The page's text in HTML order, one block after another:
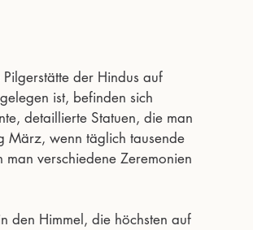
der Hindus auf
ist, befinden sich
detaillierte Statuen, die man
März, wenn täglich tausende
verschiedene Zeremonien
den Himmel, die höchsten auf